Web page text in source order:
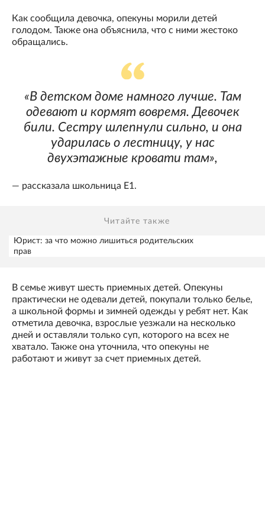
Как сообщила девочка, опекуны морили детей
голодом. Также она объяснила, что с ними жестоко
обращались.
«В детском доме намного лучше. Там
одевают и кормят вовремя. Девочек
били. Сестру шлепнули сильно, и она
ударилась о лестницу, у нас
двухэтажные кровати там»,
— рассказала школьница Е1.
Читайте также
Юрист: за что можно лишиться родительских
прав
В семье живут шесть приемных детей. Опекуны
практически не одевали детей, покупали только белье,
а школьной формы и зимней одежды у ребят нет. Как
отметила девочка, взрослые уезжали на несколько
дней и оставляли только суп, которого на всех не
хватало. Также она уточнила, что опекуны не
работают и живут за счет приемных детей.